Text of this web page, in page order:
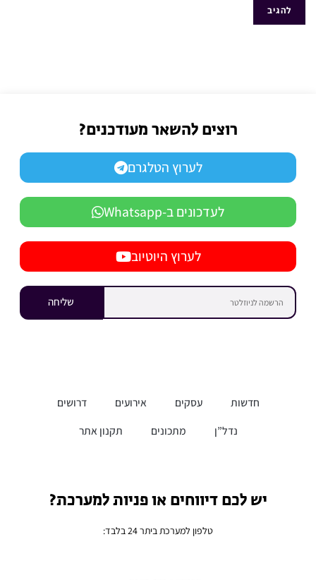
רוצים להשאר מעודכנים?
לערוץ הטלגרם
לעדכונים ב-Whatsapp
לערוץ היוטיוב
שליחה
חדשות עסקים אירועים
דרושים
נדל”ן
מתכונים תקנון אתר
יש לכם דיווחים או פניות למערכת?
טלפון למערכת ביתר 24 בלבד: